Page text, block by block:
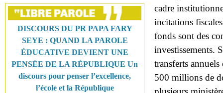
DISCOURS DU PR PAPA FARY
SEYE : QUAND LA PAROLE
ÉDUCATIVE DEVIENT UNE
PENSÉE DE LA RÉPUBLIQUE Un
discours pour penser l’excellence,
l’école et la République
cadre
incitations
fonds sont des
investissements.
transferts
500 millions de